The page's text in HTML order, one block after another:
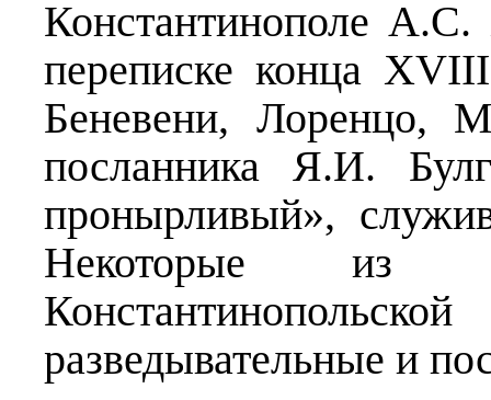
Константинополе
переписке конца
Беневени, Лоренцо,
посланника Я.И.
пронырливый»,
Некоторые из
разведывательные и